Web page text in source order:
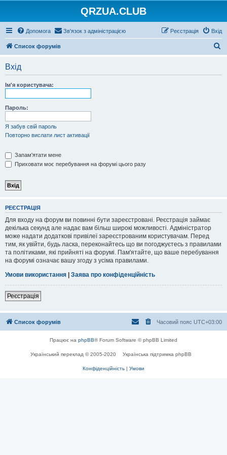
QRZUA.CLUB
Допомога Зв'язок з адміністрацією Вхід
Реєстрація
Список форумів
Вхід
Ім'я користувача:
Пароль:
Я забув свій пароль
Повторно вислати лист активації
Запам'ятати мене
Приховати моє перебування на форумі цього разу
РЕЄСТРАЦІЯ
Для входу на форум ви повинні бути зареєстровані. Реєстрація займає
декілька секунд але надає вам більш широкі можливості. Адміністратор
може надати додаткові привілеї зареєстрованим користувачам. Перед
тим, як увійти, будь ласка, переконайтесь що ви погоджуєтесь з правилами
та політиками, які прийняті на форумі. Пам'ятайте, що ваше перебування
на форумі означає вашу згоду з усіма правилами.
Умови використання | Заява про конфіденційність
Реєстрація
Список форумів Часовий пояс UTC+03:00
Працює на phpBB® Forum Software © phpBB Limited
Український переклад © 2005-2020 Українська підтримка phpBB
Конфіденційність | Умови